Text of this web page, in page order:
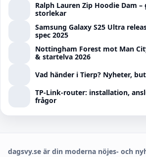
Ralph Lauren Zip Hoodie Dam –
storlekar
Samsung Galaxy S25 Ultra
spec 2025
Nottingham Forest mot Man
& startelva 2026
Vad händer i Tierp? Nyheter,
TP-Link-router: installation,
frågor
dagsvy.se är din moderna nöjes- och